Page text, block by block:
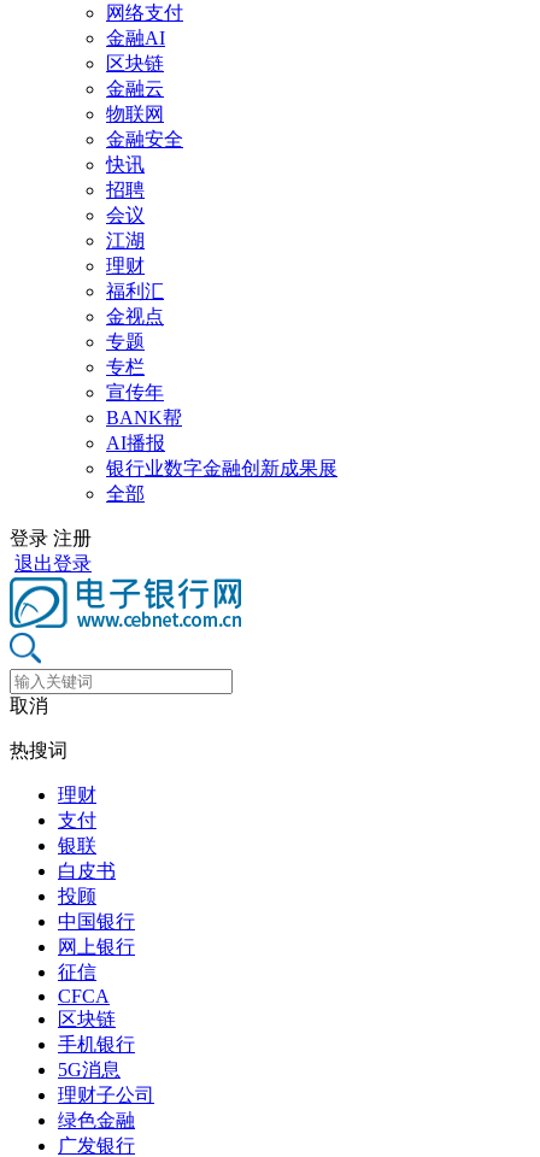
网络支付
金融AI
区块链
金融云
物联网
金融安全
快讯
招聘
会议
江湖
理财
福利汇
金视点
专题
专栏
宣传年
BANK帮
AI播报
银行业数字金融创新成果展
全部
登录 注册
退出登录
取消
热搜词
理财
支付
银联
白皮书
投顾
中国银行
网上银行
征信
CFCA
区块链
手机银行
5G消息
理财子公司
绿色金融
广发银行